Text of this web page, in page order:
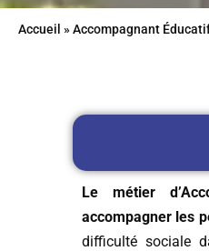
Accueil »Accompagnant
Le métier
accompagner les
difficulté sociale